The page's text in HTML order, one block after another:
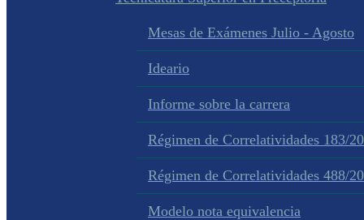
Mesas de Exámenes Julio - Agosto
Ideario
Informe sobre la carrera
Régimen de Correlatividades 183/
Régimen de Correlatividades 488/
Modelo nota equivalencia